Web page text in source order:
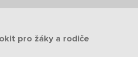
pro žáky a rodiče